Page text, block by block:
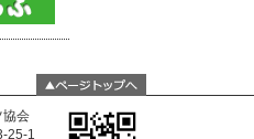
協会
25-1